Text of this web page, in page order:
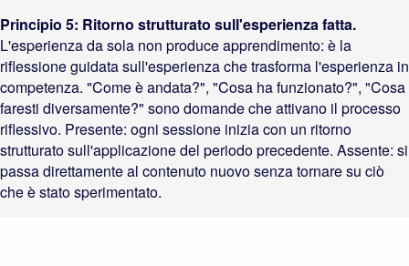
Principio 5: Ritorno strutturato sull'esperienza fatta.
L'esperienza da sola non produce apprendimento: è la
riflessione guidata sull'esperienza che trasforma l'esperienza in
competenza. "Come è andata?", "Cosa ha funzionato?", "Cosa
faresti diversamente?" sono domande che attivano il processo
riflessivo. Presente: ogni sessione inizia con un ritorno
strutturato sull'applicazione del periodo precedente. Assente: si
passa direttamente al contenuto nuovo senza tornare su ciò
che è stato sperimentato.